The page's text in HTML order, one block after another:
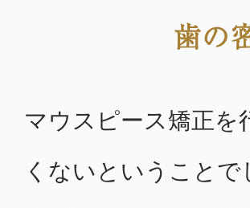
歯の
マウスピース矯正を
くないということ